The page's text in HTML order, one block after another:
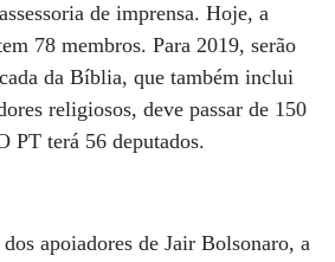
de imprensa. Hoje, a
78 membros. Para 2019, serão
da Bíblia, que também inclui
religiosos, deve passar de 150
PT terá 56 deputados.
apoiadores de Jair Bolsonaro, a